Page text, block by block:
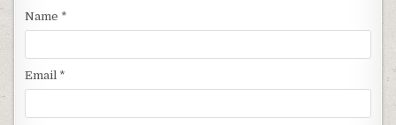
Name *
Email *